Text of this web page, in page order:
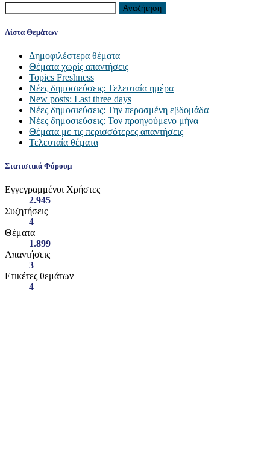
Αναζήτηση
για:
Λίστα Θεμάτων
Δημοφιλέστερα θέματα
Θέματα χωρίς απαντήσεις
Topics Freshness
Νέες δημοσιεύσεις: Τελευταία ημέρα
New posts: Last three days
Νέες δημοσιεύσεις: Την περασμένη εβδομάδα
Νέες δημοσιεύσεις: Τον προηγούμενο μήνα
Θέματα με τις περισσότερες απαντήσεις
Τελευταία θέματα
Στατιστικά Φόρουμ
Εγγεγραμμένοι Χρήστες
2.945
Συζητήσεις
4
Θέματα
1.899
Απαντήσεις
3
Ετικέτες θεμάτων
4